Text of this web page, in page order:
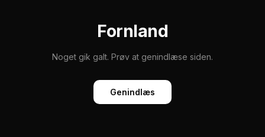
Fornland
Noget gik galt. Prøv at genindlæse siden.
Genindlæs